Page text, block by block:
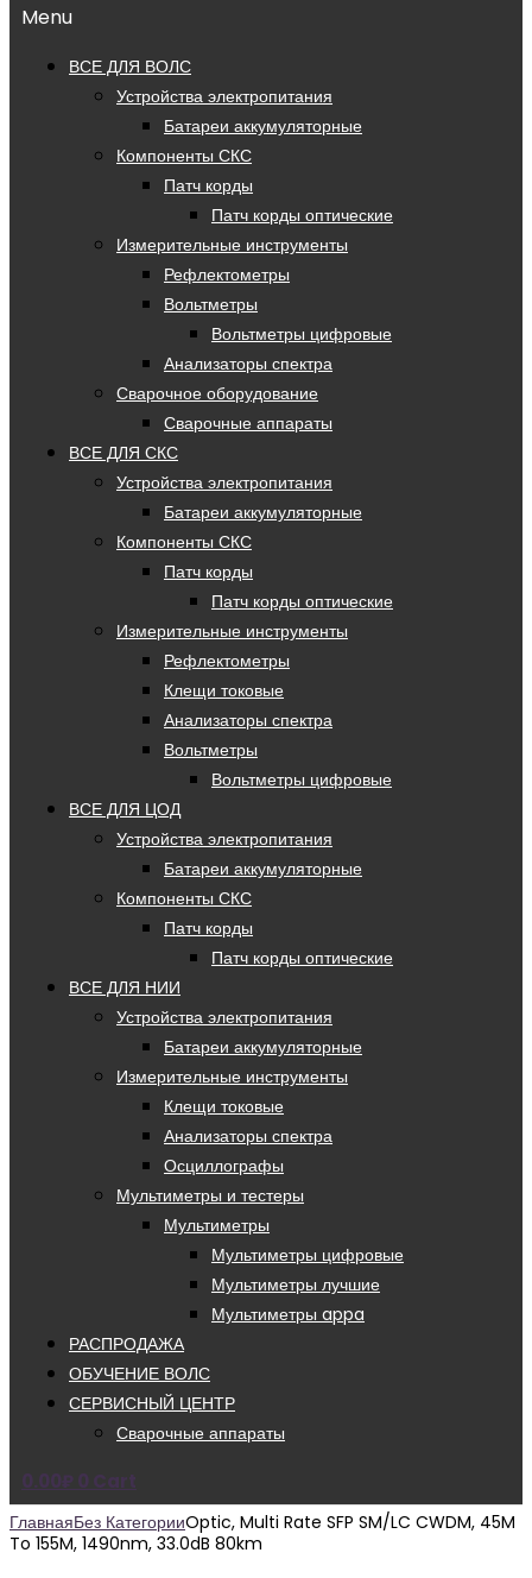
Menu
ВСЕ ДЛЯ ВОЛС
Устройства электропитания
Батареи аккумуляторные
Компоненты СКС
Патч корды
Патч корды оптические
Измерительные инструменты
Рефлектометры
Вольтметры
Вольтметры цифровые
Анализаторы спектра
Сварочное оборудование
Сварочные аппараты
ВСЕ ДЛЯ СКС
Устройства электропитания
Батареи аккумуляторные
Компоненты СКС
Патч корды
Патч корды оптические
Измерительные инструменты
Рефлектометры
Клещи токовые
Анализаторы спектра
Вольтметры
Вольтметры цифровые
ВСЕ ДЛЯ ЦОД
Устройства электропитания
Батареи аккумуляторные
Компоненты СКС
Патч корды
Патч корды оптические
ВСЕ ДЛЯ НИИ
Устройства электропитания
Батареи аккумуляторные
Измерительные инструменты
Клещи токовые
Анализаторы спектра
Осциллографы
Мультиметры и тестеры
Мультиметры
Мультиметры цифровые
Мультиметры лучшие
Мультиметры appa
РАСПРОДАЖА
ОБУЧЕНИЕ ВОЛС
СЕРВИСНЫЙ ЦЕНТР
Сварочные аппараты
0.00₽ 0 Cart
ГлавнаяБез КатегорииOptic, Multi Rate SFP SM/LC CWDM, 45M
To 155M, 1490nm, 33.0dB 80km